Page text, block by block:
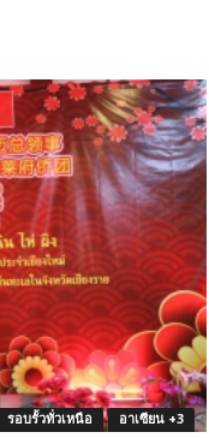
รอบรั้วทั่วเหนือ อาเซียน +3